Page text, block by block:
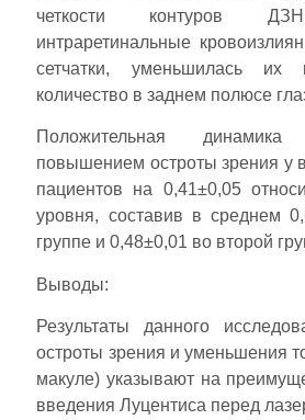
четкости контуров
интраретинальные
сетчатки, уменьшилась их
количество в заднем полюсе
Положительная динамика
повышением остроты зрения у
пациентов на 0,41±0,05
уровня, составив в среднем
группе и 0,48±0,01 во второй
Выводы:
Результаты данного
остроты зрения и уменьшения
макуле) указывают на
введения Луцентиса перед